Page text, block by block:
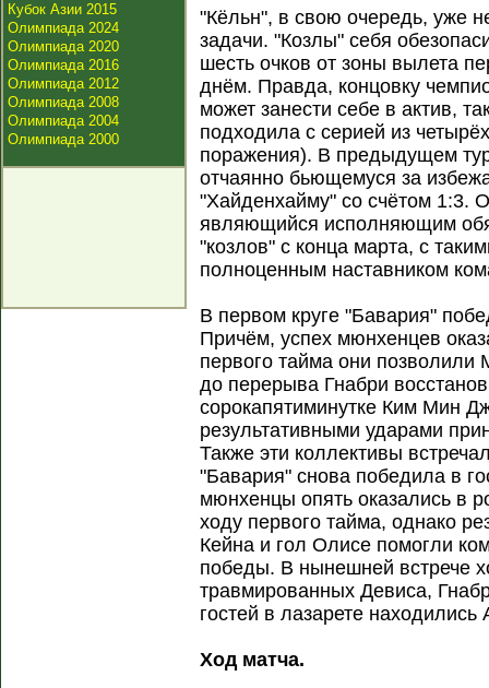
Кубок Азии 2015
Олимпиада 2024
Олимпиада 2020
Олимпиада 2016
Олимпиада 2012
Олимпиада 2008
Олимпиада 2004
Олимпиада 2000
"Кёльн", в свою очередь, уже
задачи. "Козлы" себя
шесть очков от зоны вылета
днём. Правда, концовку
может занести себе в актив,
подходила с серией из
поражения). В предыдущем
отчаянно бьющемуся за
"Хайденхайму" со счётом 1:3.
являющийся исполняющим
"козлов" с конца марта, с
полноценным наставником
В первом круге "Бавария"
Причём, успех мюнхенцев
первого тайма они
до перерыва Гнабри
сорокапятиминутке Ким Мин
результативными ударами
Также эти коллективы
"Бавария" снова победила в
мюнхенцы опять оказались в
ходу первого тайма, однако
Кейна и гол Олисе помогли
победы. В нынешней встрече
травмированных Девиса,
гостей в лазарете
Ход матча.